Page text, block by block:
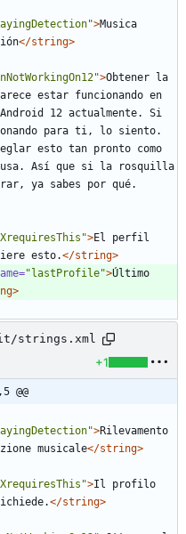
>Musica
</string>
>Obtener la
estar funcionando en
12 actualmente. Si
para ti, lo siento.
esto tan pronto como
Así que si la rosquilla
ya sabes por qué.
>El perfil
esto.</string>
"lastProfile">Último
it/strings.xml
+1
@@
>Rilevamento
musicale</string>
>Il profilo
</string>